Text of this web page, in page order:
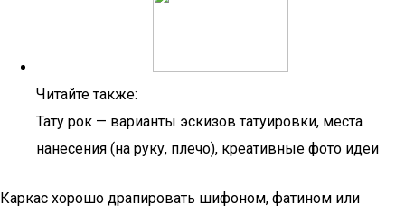
Читайте также:
Тату рок — варианты эскизов татуировки, места
нанесения (на руку, плечо), креативные фото идеи
Каркас хорошо драпировать шифоном, фатином или